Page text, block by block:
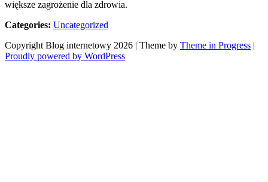
większe zagrożenie dla zdrowia.
Categories: Uncategorized
Copyright Blog internetowy 2026 | Theme by Theme in Progress |
Proudly powered by WordPress